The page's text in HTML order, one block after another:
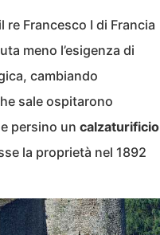
Francesco I di Francia
meno l’esigenza di
cambiando
sale ospitarono
persino un calzaturificio
la proprietà nel 1892